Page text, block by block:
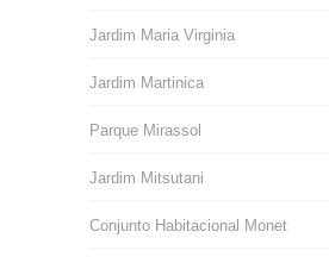
Jardim Maria Virginia
Jardim Martinica
Parque Mirassol
Jardim Mitsutani
Conjunto Habitacional Monet